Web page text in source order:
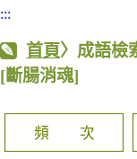
:::
首頁〉成語檢
[斷腸消魂]
頻 次